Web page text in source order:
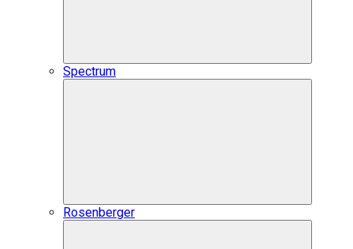
Spectrum
Rosenberger